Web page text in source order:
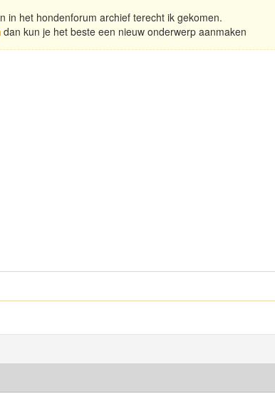
in het hondenforum archief terecht ik gekomen.
dan kun je het beste een nieuw onderwerp aanmaken